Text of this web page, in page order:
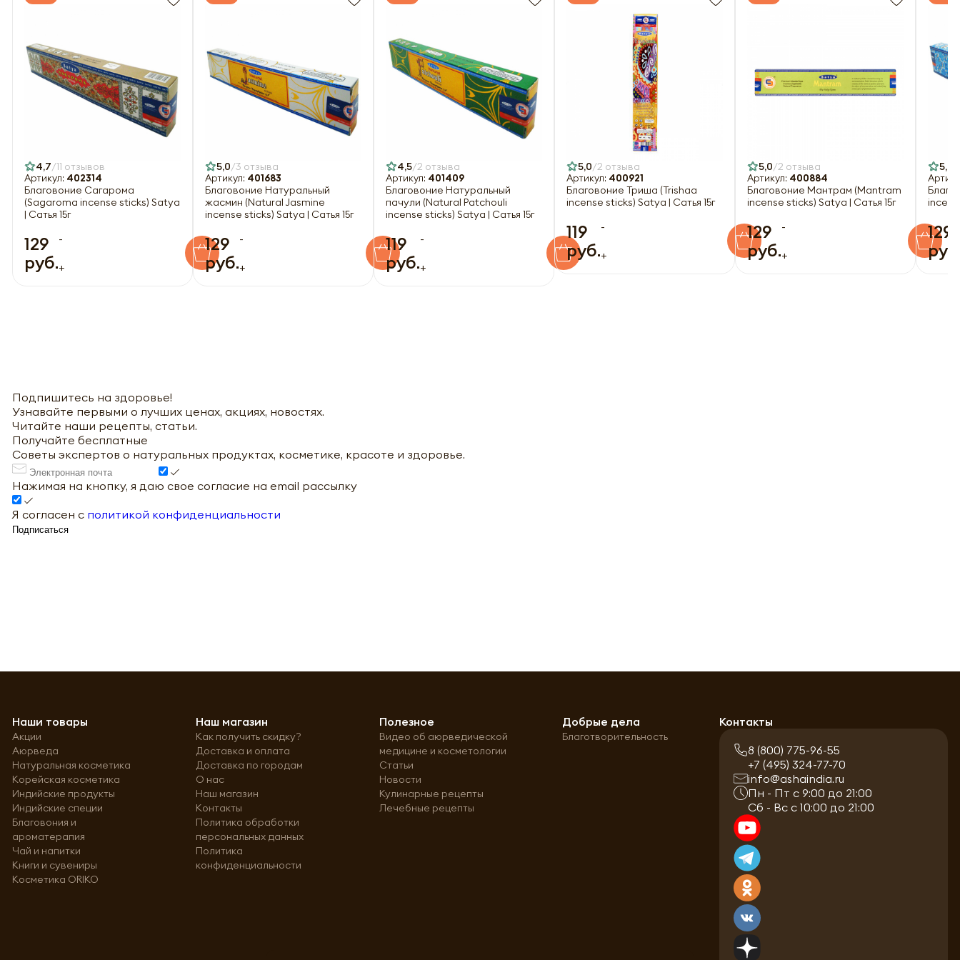
4,7 11 отзывов
Артикул: 402314
Благовоние Сагарома
(Sagaroma incense sticks) Satya
| Сатья 15г
129
руб.
-
+
5,0 3 отзыва
Артикул: 401683
Благовоние Натуральный
жасмин (Natural Jasmine
incense sticks) Satya | Сатья 15г
129
руб.
-
+
4,5 2 отзыва
Артикул: 401409
Благовоние Натуральный
пачули (Natural Patchouli
incense sticks) Satya | Сатья 15г
119
руб.
-
+
5,0 2 отзыва
Артикул: 400921
Благовоние Триша (Trishaa
incense sticks) Satya | Сатья 15г
119
руб.
-
+
5,0 2 отзыва
Артикул: 400884
Благовоние Мантрам (Mantram
incense sticks) Satya | Сатья 15г
129
руб.
-
+
5,0
129
Подпишитесь на здоровье!
Узнавайте первыми о лучших ценах, акциях, новостях.
Читайте наши рецепты, статьи.
Получайте бесплатные
Советы экспертов о натуральных продуктах, косметике, красоте и здоровье.
Нажимая на кнопку, я даю свое согласие на email рассылку
Я согласен с политикой конфиденциальности
Подписаться
Наши товары
Акции
Аюрведа
Натуральная косметика
Корейская косметика
Индийские продукты
Индийские специи
Благовония и
ароматерапия
Чай и напитки
Книги и сувениры
Косметика ORIKO
Наш магазин
Как получить скидку?
Доставка и оплата
Доставка по городам
О нас
Наш магазин
Контакты
Политика обработки
персональных данных
Политика
конфиденциальности
Полезное
Видео об аюрведической
медицине и косметологии
Статьи
Новости
Кулинарные рецепты
Лечебные рецепты
Добрые дела
Благотворительность
Контакты
8 (800) 775-96-55
+7 (495) 324-77-70
info@ashaindia.ru
Пн - Пт с 9:00 до 21:00
Сб - Вс с 10:00 до 21:00